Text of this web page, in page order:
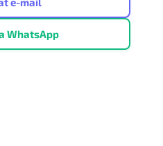
WhatsApp